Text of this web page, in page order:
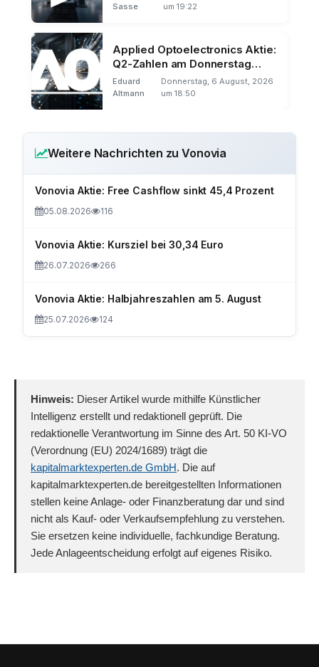
Sasse
um 19:22
Applied Optoelectronics Aktie:
Q2-Zahlen am Donnerstag
nach US-Börsenschluss
Eduard
Altmann
Donnerstag, 6 August, 2026
um 18:50
Weitere Nachrichten zu Vonovia
Vonovia Aktie: Free Cashflow sinkt 45,4 Prozent
05.08.2026 116
Vonovia Aktie: Kursziel bei 30,34 Euro
26.07.2026 266
Vonovia Aktie: Halbjahreszahlen am 5. August
25.07.2026 124
Hinweis: Dieser Artikel wurde mithilfe Künstlicher
Intelligenz erstellt und redaktionell geprüft. Die
redaktionelle Verantwortung im Sinne des Art. 50 KI-VO
(Verordnung (EU) 2024/1689) trägt die
kapitalmarktexperten.de GmbH. Die auf
kapitalmarktexperten.de bereitgestellten Informationen
stellen keine Anlage- oder Finanzberatung dar und sind
nicht als Kauf- oder Verkaufsempfehlung zu verstehen.
Sie ersetzen keine individuelle, fachkundige Beratung.
Jede Anlageentscheidung erfolgt auf eigenes Risiko.